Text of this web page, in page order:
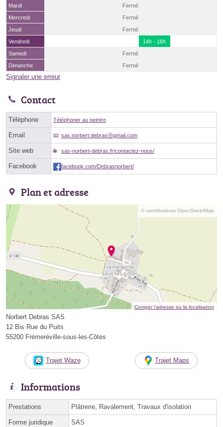
Mardi
Fermé
Mercredi
Fermé
Jeudi
Fermé
Vendredi
14h - 16h
Samedi
Fermé
Dimanche
Fermé
Signaler une erreur
Contact
Téléphone Téléphoner au peintre
Email sas.norbert.debrasⓐgmail.com
Site web sas-norbert-debras.fr/contactez-nous/
Facebook facebook.com/Debrasnorbert/
Plan et adresse
© contributeurs OpenStreetMap
Corriger l’adresse ou la localisation
Norbert Debras SAS
12 Bis Rue du Puits
55200 Frémeréville-sous-les-Côtes
Trajet Waze Trajet Maps
Informations
Prestations Plâtrerie, Ravalement, Travaux d'isolation
Forme juridique SAS